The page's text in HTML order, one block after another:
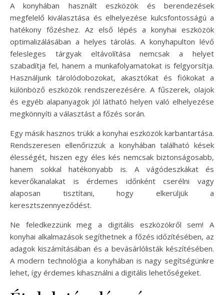
A konyhában használt eszközök és berendezések
megfelelő kiválasztása és elhelyezése kulcsfontosságú a
hatékony főzéshez. Az első lépés a konyhai eszközök
optimalizálásában a helyes tárolás. A konyhapulton lévő
felesleges tárgyak eltávolítása nemcsak a helyet
szabadítja fel, hanem a munkafolyamatokat is felgyorsítja.
Használjunk tárolódobozokat, akasztókat és fiókokat a
különböző eszközök rendszerezésére. A fűszerek, olajok
és egyéb alapanyagok jól látható helyen való elhelyezése
megkönnyíti a választást a főzés során.
Egy másik hasznos trükk a konyhai eszközök karbantartása.
Rendszeresen ellenőrizzük a konyhában található kések
élességét, hiszen egy éles kés nemcsak biztonságosabb,
hanem sokkal hatékonyabb is. A vágódeszkákat és
keverőkanalakat is érdemes időnként cserélni vagy
alaposan tisztítani, hogy elkerüljük a
keresztszennyeződést.
Ne feledkezzünk meg a digitális eszközökről sem! A
konyhai alkalmazások segíthetnek a főzés időzítésében, az
adagok kiszámításában és a bevásárlólisták készítésében.
A modern technológia a konyhában is nagy segítségünkre
lehet, így érdemes kihasználni a digitális lehetőségeket.